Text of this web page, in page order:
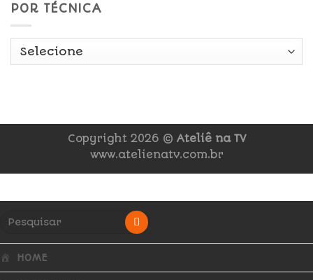
POR TÉCNICA
Copyright 2026 © Ateliê na TV
www.atelienatv.com.br
HOME